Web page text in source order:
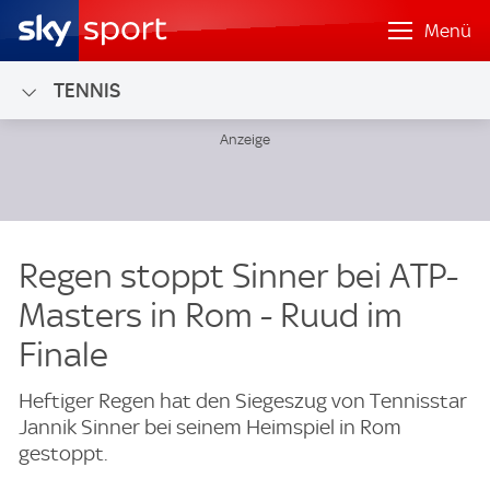
Menü
TENNIS
Regen stoppt Sinner bei ATP-
Masters in Rom - Ruud im
Finale
Heftiger Regen hat den Siegeszug von Tennisstar
Jannik Sinner bei seinem Heimspiel in Rom
gestoppt.